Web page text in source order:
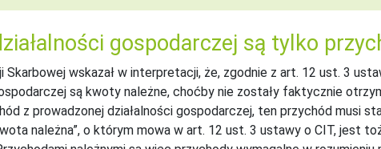
gospodarczej są tylko
Skarbowej wskazał w interpretacji, że, zgodnie z art. 12 ust. 3
są kwoty należne, choćby nie zostały faktycznie
z prowadzonej działalności gospodarczej, ten przychód musi
należna”, o którym mowa w art. 12 ust. 3 ustawy o CIT, jest